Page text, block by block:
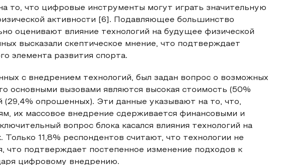
то, что цифровые инструменты могут играть значительную
активности [6]. Подавляющее большинство
оценивают влияние технологий на будущее физической
высказали скептическое мнение, что подтверждает
элемента развития спорта.
с внедрением технологий, был задан вопрос о возможных
основными вызовами являются высокая стоимость (50%
(29,4% опрошенных). Эти данные указывают на то, что,
их массовое внедрение сдерживается финансовыми и
вопрос блока касался влияния технологий на
11,8% респондентов считают, что технологии не
что подтверждает постепенное изменение подходов к
цифровому внедрению.